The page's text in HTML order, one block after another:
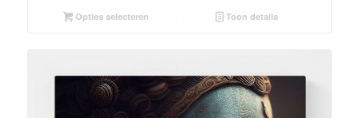
Opties selecteren Toon details